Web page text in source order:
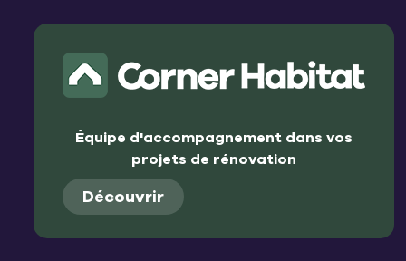
Équipe d'accompagnement dans vos
projets de rénovation
Découvrir